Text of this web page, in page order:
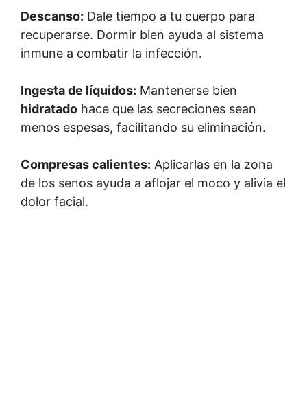
Descanso: Dale tiempo a tu cuerpo para
recuperarse. Dormir bien ayuda al sistema
inmune a combatir la infección.
Ingesta de líquidos: Mantenerse bien
hidratado hace que las secreciones sean
menos espesas, facilitando su eliminación.
Compresas calientes: Aplicarlas en la zona
de los senos ayuda a aflojar el moco y alivia el
dolor facial.